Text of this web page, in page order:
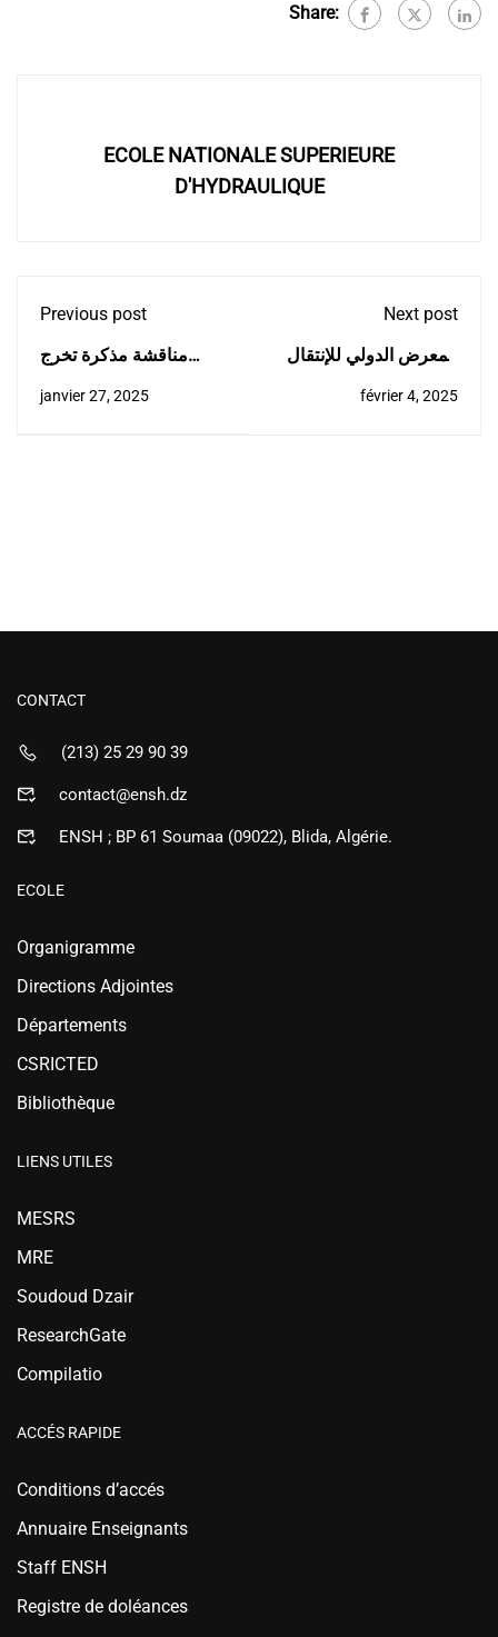
Share:
ECOLE NATIONALE SUPERIEURE
D'HYDRAULIQUE
Previous post
مناقشة مذكرة تخرج
إختراع
janvier 27, 2025
Next post
المعرض الدولي للإنتقال
février 4, 2025
CONTACT
(213) 25 29 90 39
contact@ensh.dz
ENSH ; BP 61 Soumaa (09022), Blida, Algérie.
ECOLE
Organigramme
Directions Adjointes
Départements
CSRICTED
Bibliothèque
LIENS UTILES
MESRS
MRE
Soudoud Dzair
ResearchGate
Compilatio
ACCÉS RAPIDE
Conditions d’accés
Annuaire Enseignants
Staff ENSH
Registre de doléances